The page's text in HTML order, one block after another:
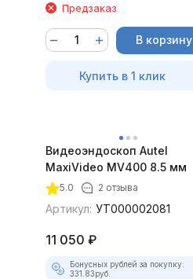
Предзаказ
В корзину
Купить в 1 клик
Видеоэндоскоп Autel
MaxiVideo MV400 8.5 мм
5.0 2 отзыва
Артикул: УТ000002081
11 050 ₽
Бонусных рублей за покупку:
331.83руб.